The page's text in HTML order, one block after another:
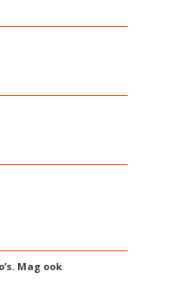
Mag ook